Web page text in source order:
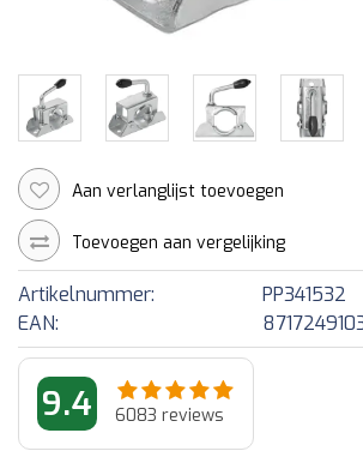
Aan verlanglijst toevoegen
Toevoegen aan vergelijking
Artikelnummer:
PP341532
EAN:
9.4 6083 reviews